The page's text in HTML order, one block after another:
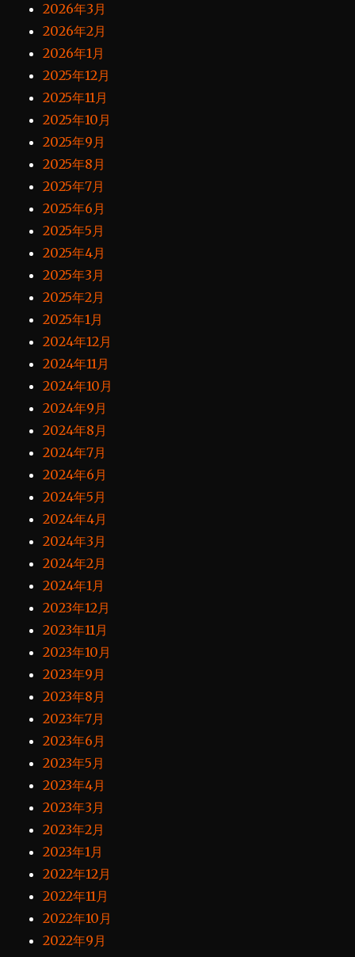
2026年3月
2026年2月
2026年1月
2025年12月
2025年11月
2025年10月
2025年9月
2025年8月
2025年7月
2025年6月
2025年5月
2025年4月
2025年3月
2025年2月
2025年1月
2024年12月
2024年11月
2024年10月
2024年9月
2024年8月
2024年7月
2024年6月
2024年5月
2024年4月
2024年3月
2024年2月
2024年1月
2023年12月
2023年11月
2023年10月
2023年9月
2023年8月
2023年7月
2023年6月
2023年5月
2023年4月
2023年3月
2023年2月
2023年1月
2022年12月
2022年11月
2022年10月
2022年9月